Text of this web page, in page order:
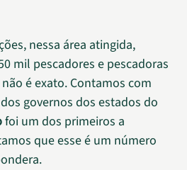
nessa área atingida,
mil pescadores e pescadoras
é exato. Contamos com
governos dos estados do
foi um dos primeiros a
que esse é um número